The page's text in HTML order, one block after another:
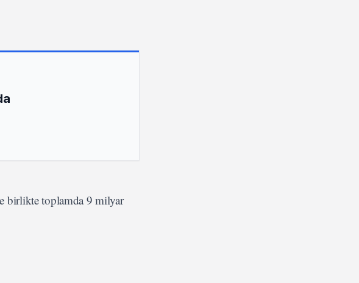
birlikte toplamda 9 milyar